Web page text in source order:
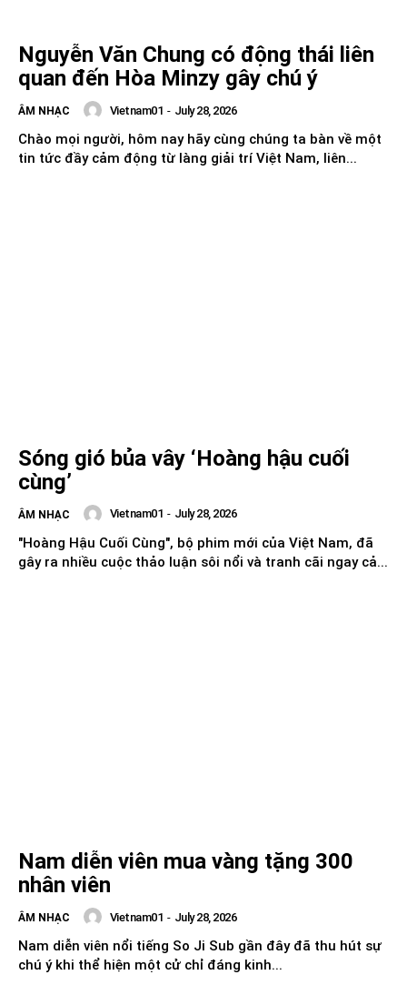
Nguyễn Văn Chung có động thái liên
quan đến Hòa Minzy gây chú ý
ÂM NHẠC Vietnam01 - July 28, 2026
Chào mọi người, hôm nay hãy cùng chúng ta bàn về một
tin tức đầy cảm động từ làng giải trí Việt Nam, liên...
Sóng gió bủa vây ‘Hoàng hậu cuối
cùng’
ÂM NHẠC Vietnam01 - July 28, 2026
"Hoàng Hậu Cuối Cùng", bộ phim mới của Việt Nam, đã
gây ra nhiều cuộc thảo luận sôi nổi và tranh cãi ngay cả...
Nam diễn viên mua vàng tặng 300
nhân viên
ÂM NHẠC Vietnam01 - July 28, 2026
Nam diễn viên nổi tiếng So Ji Sub gần đây đã thu hút sự
chú ý khi thể hiện một cử chỉ đáng kinh...